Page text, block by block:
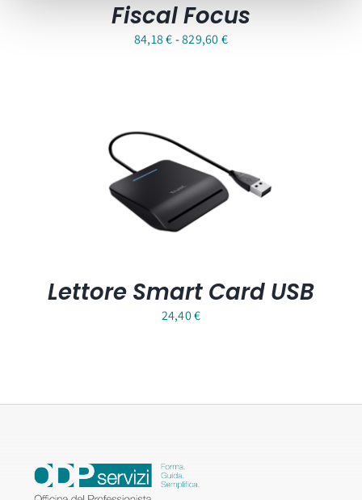
Fiscal Focus
84,18€-829,60€Fascia
829,60 €
Lettore Smart Card USB
24,40€